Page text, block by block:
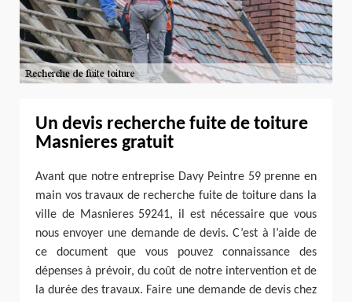
Un devis recherche fuite de toiture
Masnieres gratuit
Avant que notre entreprise Davy Peintre 59 prenne en
main vos travaux de recherche fuite de toiture dans la
ville de Masnieres 59241, il est nécessaire que vous
nous envoyer une demande de devis. C’est à l’aide de
ce document que vous pouvez connaissance des
dépenses à prévoir, du coût de notre intervention et de
la durée des travaux. Faire une demande de devis chez